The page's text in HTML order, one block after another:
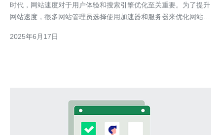
时代，网站速度对于用户体验和搜索引擎优化至关重要。为了提升
网站速度，很多网站管理员选择使用加速器和服务器来优化网站性
们能够有效提升网站速度，提高用户满意度，增加网站流量。 韩
2025年6月17日